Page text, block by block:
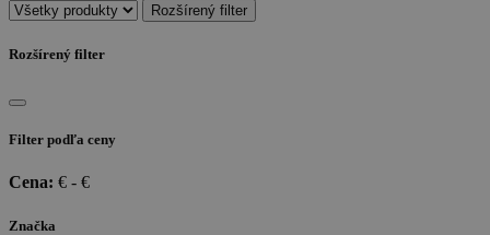
Rozšírený filter
Rozšírený filter
Filter podľa ceny
Cena: € - €
Značka